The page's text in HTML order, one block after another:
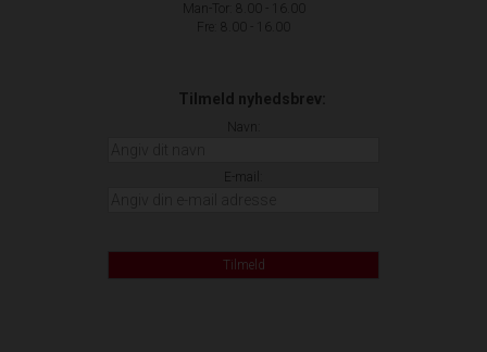
Man-Tor: 8.00 - 16.00
Fre: 8.00 - 16.00
Tilmeld nyhedsbrev:
Navn:
E-mail:
Tilmeld